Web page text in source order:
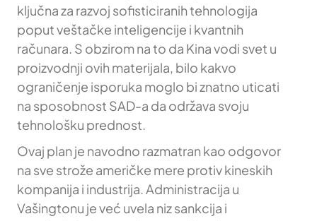
ključna za razvoj sofisticiranih tehnologija
poput veštačke inteligencije i kvantnih
računara. S obzirom na to da Kina vodi svet u
proizvodnji ovih materijala, bilo kakvo
ograničenje isporuka moglo bi znatno uticati
na sposobnost SAD-a da održava svoju
tehnološku prednost.
Ovaj plan je navodno razmatran kao odgovor
na sve strože američke mere protiv kineskih
kompanija i industrija. Administracija u
Vašingtonu je već uvela niz sankcija i